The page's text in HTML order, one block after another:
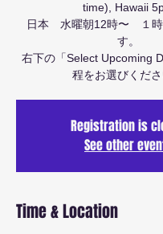
time), Hawaii
日本 水曜朝12時〜 １時
す。
右下の「Select Upcoming
程をお選びくださ
Registration is
See other
Time & Location